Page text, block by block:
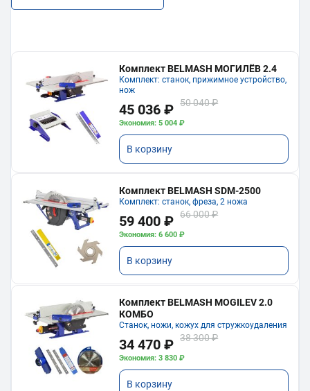
Комплект BELMASH МОГИЛЁВ 2.4
Комплект: станок, прижимное устройство,
нож
45 036 ₽ 50 040 ₽
Экономия: 5 004 ₽
В корзину
Комплект BELMASH SDM-2500
Комплект: станок, фреза, 2 ножа
59 400 ₽ 66 000 ₽
Экономия: 6 600 ₽
В корзину
Комплект BELMASH MOGILEV 2.0
КОМБО
Станок, ножи, кожух для стружкоудаления
34 470 ₽ 38 300 ₽
Экономия: 3 830 ₽
В корзину